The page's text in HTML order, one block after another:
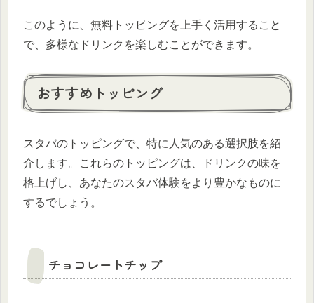
このように、無料トッピングを上手く活用すること
で、多様なドリンクを楽しむことができます。
おすすめトッピング
スタバのトッピングで、特に人気のある選択肢を紹
介します。これらのトッピングは、ドリンクの味を
格上げし、あなたのスタバ体験をより豊かなものに
するでしょう。
チョコレートチップ